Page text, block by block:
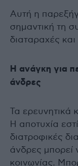
Αυτή η
σημαντική τη
διαταραχές και
Η ανάγκη για
άνδρες
Τα ερευνητικά
Η αποτυχία
διατροφικές
άνδρες μπορεί
κοινωνίας.